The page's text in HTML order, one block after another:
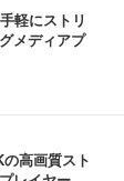
軽にストリ
メディアプ
高画質スト